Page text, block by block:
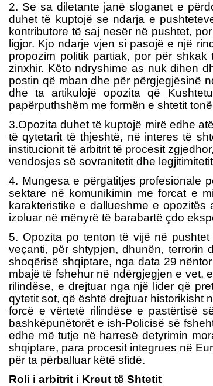
2. Se sa diletante janë sloganet e
duhet të kuptojë se ndarja e
kontributore të saj nesër në pushtet,
ligjor. Kjo ndarje vjen si pasojë e një
propozim politik partiak, por për
zinxhir. Këto ndryshime as nuk dihen
postin që mban dhe për përgjegjësinë
dhe ta artikulojë opozita që
papërputhshëm me formën e shtetit
3.Opozita duhet të kuptojë mirë edhe
të qytetarit të thjeshtë, në interes të
institucionit të arbitrit të procesit
vendosjes së sovranitetit dhe
4. Mungesa e përgatitjes profesionale
sektare në komunikimin me forcat e
karakteristike e dallueshme e
izoluar në mënyrë të barabartë çdo
5. Opozita po tenton të vijë në
veçanti, për shtypjen, dhunën, terrorin
shoqërisë shqiptare, nga data 29
mbajë të fshehur në ndërgjegjen e vet,
rilindëse, e drejtuar nga një lider që
qytetit sot, që është drejtuar historikisht
forcë e vërtetë rilindëse e pastërtisë
bashkëpunëtorët e ish-Policisë së
edhe më tutje në harresë detyrimin
shqiptare, para procesit integrues në
për ta përballuar këtë sfidë.
Roli i arbitrit i Kreut të Shtetit